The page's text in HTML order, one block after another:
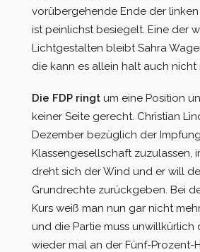
vorübergehende Ende der
ist peinlichst besiegelt. Eine der
Lichtgestalten bleibt Sahra
die kann es allein halt auch nicht
Die FDP ringt um eine Position
keiner Seite gerecht. Christian
Dezember bezüglich der
Klassengesellschaft zuzulassen,
dreht sich der Wind und er will
Grundrechte zurückgeben. Bei
Kurs weiß man nun gar nicht
und die Partie muss unwillkürlich
wieder mal an der Fünf-Prozent-